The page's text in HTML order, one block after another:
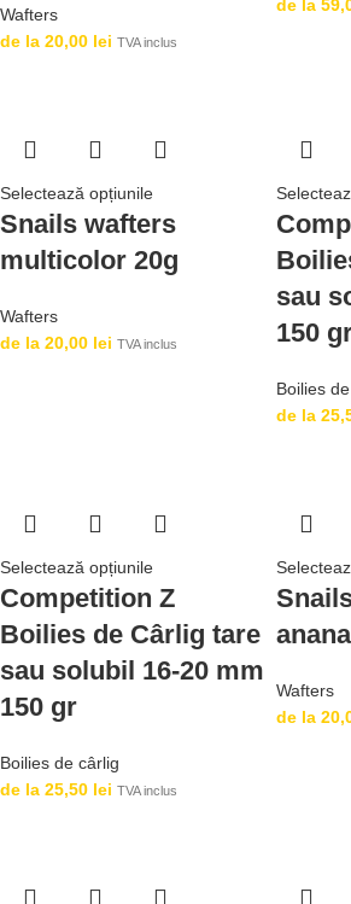
Wafters
de la 20,00 lei TVA inclus
de la
Selectează opțiunile
Snails wafters
multicolor 20g
Wafters
de la 20,00 lei TVA inclus
sau
150
Boilies
de la
Selectează opțiunile
Competition Z
Boilies de Cârlig tare
sau solubil 16-20 mm
150 gr
Boilies de cârlig
de la 25,50 lei TVA inclus
Wafters
de la